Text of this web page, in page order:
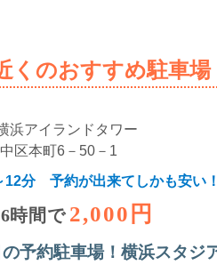
くのおすすめ駐車場
浜アイランドタワー
区本町6－50－1
分 予約が出来てしかも安い！
時間で 2,000円
予約駐車場！横浜スタジ